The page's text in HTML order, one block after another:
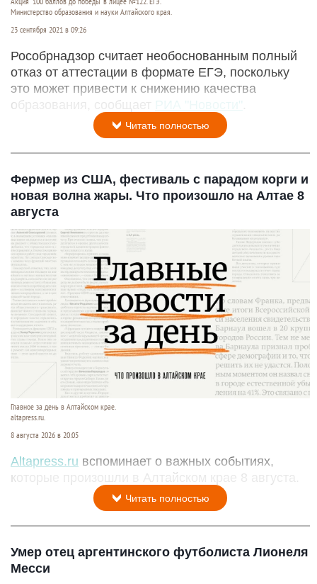
Министерство образования и науки Алтайского края.
23 сентября 2021 в 09:26
Рособрнадзор считает необоснованным полный
отказ от аттестации в формате ЕГЭ, поскольку
это может привести к снижению качества
образования, сообщает РИА "Новости"
Читать полностью
Фермер из США, фестиваль с парадом корги и
новая волна жары. Что произошло на Алтае 8
августа
Главное за день в Алтайском крае.
altapress.ru.
8 августа 2026 в 20:05
Altapress.ru вспоминает о важных событиях,
которые произошли в Алтайском крае 8 августа.
Читать полностью
Умер отец аргентинского футболиста Лионеля
Месси